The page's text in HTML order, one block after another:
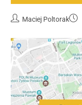
Maciej Poltorak